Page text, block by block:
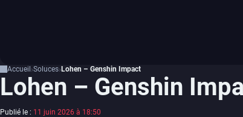
Accueil Soluces Lohen – Genshin Impact
Lohen – Genshin
Publié le : 11 juin 2026 à 18:50